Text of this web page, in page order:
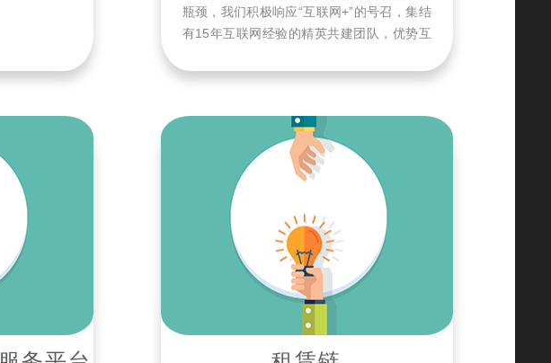
瓶颈，我们积极响应“互联网+”的号召，集结
有15年互联网经验的精英共建团队，优势互
B2B2C的服务和销售大平台，致力于实现中
国刺绣行业的信息互联，上下游供应链的数
据整合与资源对接，协助传统制造商拓宽销
售采购渠道，突破传统模式，共赴互联网+的
大好时代，引领中国刺绣走出中国，走向世